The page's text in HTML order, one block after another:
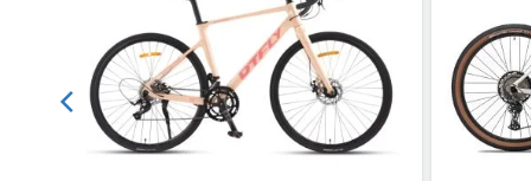
Hệ Thống Dây Âm Khung
Ống Phuộc SUNTOUR làm bằngHợp Kim Nhôm
26″ đi kèm
đường gập ghềnh, trơn trượt.
Bộ Truyền Động SHIMANO ALTUS hỗ trợ xe hoạt động